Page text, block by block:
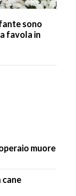
sono
favola in
muore
cane